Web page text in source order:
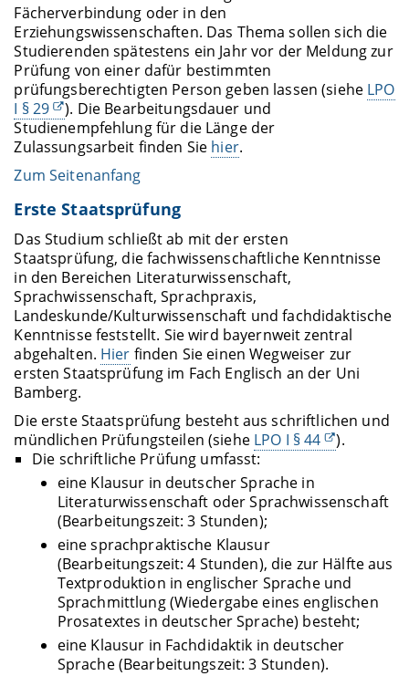
Fächerverbindung oder in den
Erziehungswissenschaften. Das Thema sollen sich die
Studierenden spätestens ein Jahr vor der Meldung zur
Prüfung von einer dafür bestimmten
prüfungsberechtigten Person geben lassen (siehe LPO
I § 29
). Die Bearbeitungsdauer und
Studienempfehlung für die Länge der
Zulassungsarbeit finden Sie hier.
Zum Seitenanfang
Erste Staatsprüfung
Das Studium schließt ab mit der ersten
Staatsprüfung, die fachwissenschaftliche Kenntnisse
in den Bereichen Literaturwissenschaft,
Sprachwissenschaft, Sprachpraxis,
Landeskunde/Kulturwissenschaft und fachdidaktische
Kenntnisse feststellt. Sie wird bayernweit zentral
abgehalten. Hier finden Sie einen Wegweiser zur
ersten Staatsprüfung im Fach Englisch an der Uni
Bamberg.
Die erste Staatsprüfung besteht aus schriftlichen und
mündlichen Prüfungsteilen (siehe LPO I § 44
).
Die schriftliche Prüfung umfasst:
eine Klausur in deutscher Sprache in
Literaturwissenschaft oder Sprachwissenschaft
(Bearbeitungszeit: 3 Stunden);
eine sprachpraktische Klausur
(Bearbeitungszeit: 4 Stunden), die zur Hälfte aus
Textproduktion in englischer Sprache und
Sprachmittlung (Wiedergabe eines englischen
Prosatextes in deutscher Sprache) besteht;
eine Klausur in Fachdidaktik in deutscher
Sprache (Bearbeitungszeit: 3 Stunden).